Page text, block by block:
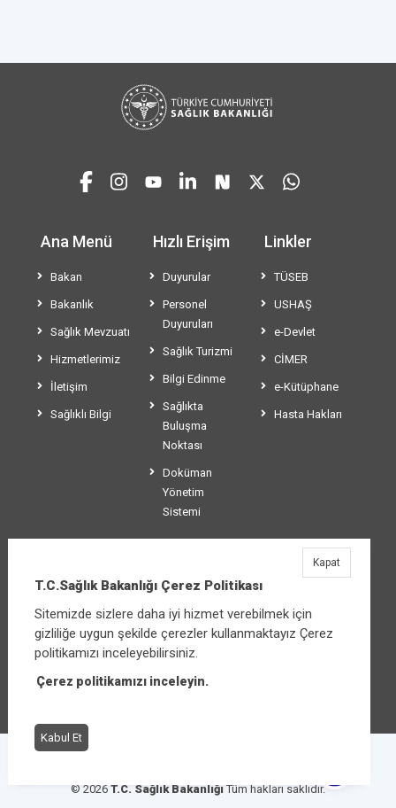
Ana Menü
Bakan
Bakanlık
Sağlık Mevzuatı
Hizmetlerimiz
İletişim
Sağlıklı Bilgi
Hızlı Erişim
Duyurular
Personel
Duyuruları
Sağlık Turizmi
Bilgi Edinme
Sağlıkta
Buluşma
Noktası
Doküman
Yönetim
Sistemi
Linkler
TÜSEB
USHAŞ
e-Devlet
CİMER
e-Kütüphane
Hasta Hakları
T.C.Sağlık Bakanlığı
Üniversiteler Mahallesi Şehit Mehmet Bayraktar
Caddesi No:3 Çankaya/Ankara
Santral:+90 312 585 10 00
© 2026 T.C. Sağlık BakanlığıTüm hakları saklıdır.
T.C.Sağlık Bakanlığı Çerez Politikası
Sitemizde sizlere daha iyi hizmet verebilmek için
gizliliğe uygun şekilde çerezler kullanmaktayız Çerez
politikamızı inceleyebilirsiniz.
Çerez politikamızı inceleyin.
Kabul Et
Kapat